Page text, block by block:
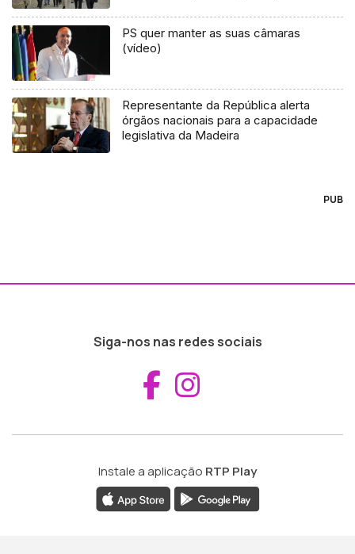
PS quer manter as suas câmaras
(vídeo)
Representante da República alerta
órgãos nacionais para a capacidade
legislativa da Madeira
PUB
Siga-nos nas redes sociais
Aceder ao
Instale a aplicação RTP Play